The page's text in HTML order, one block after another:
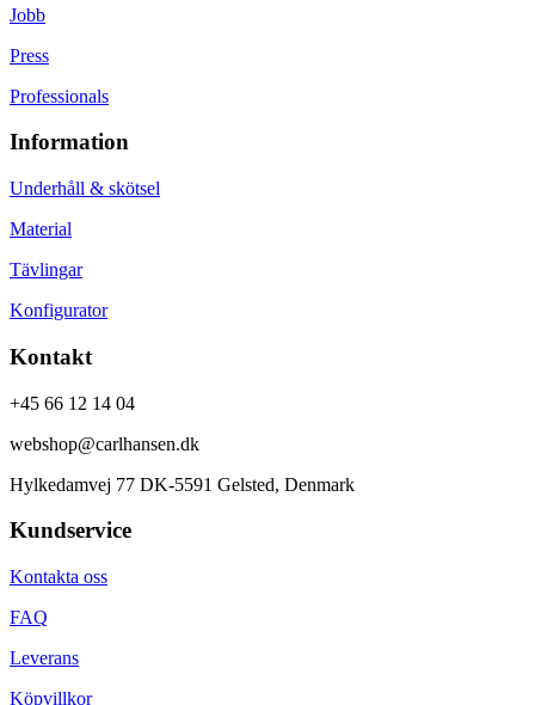
Jobb
Press
Professionals
Information
Underhåll & skötsel
Material
Tävlingar
Konfigurator
Kontakt
+45 66 12 14 04
webshop@carlhansen.dk
Hylkedamvej 77 DK-5591 Gelsted, Denmark
Kundservice
Kontakta oss
FAQ
Leverans
Köpvillkor